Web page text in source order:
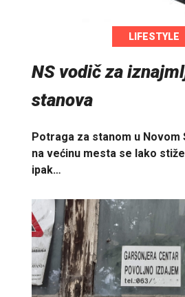
LIFESTYLE
NS vodič za
stanova
Potraga za stanom u Novom
na većinu mesta se lako
ipak…